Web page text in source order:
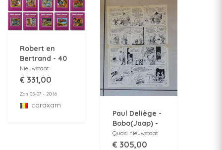
Robert en
Bertrand - 40
x Luxe HC met
linnen rug -
Genummerde
uitgave - 2011 -
Nieuwstaat
€ 331,00
Zon 05-07 - 20:16
coraxam
Paul Deliège -
Bobo(Jaap) -
Passe -
temps,monsieur
Quasi nieuwstaat
€ 305,00